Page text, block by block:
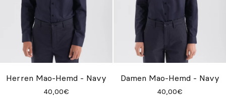
Herren Mao-Hemd - Navy
40,00€
Damen Mao-Hemd - Navy
40,00€